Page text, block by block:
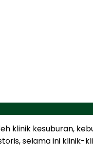
klinik kesuburan,
selama ini